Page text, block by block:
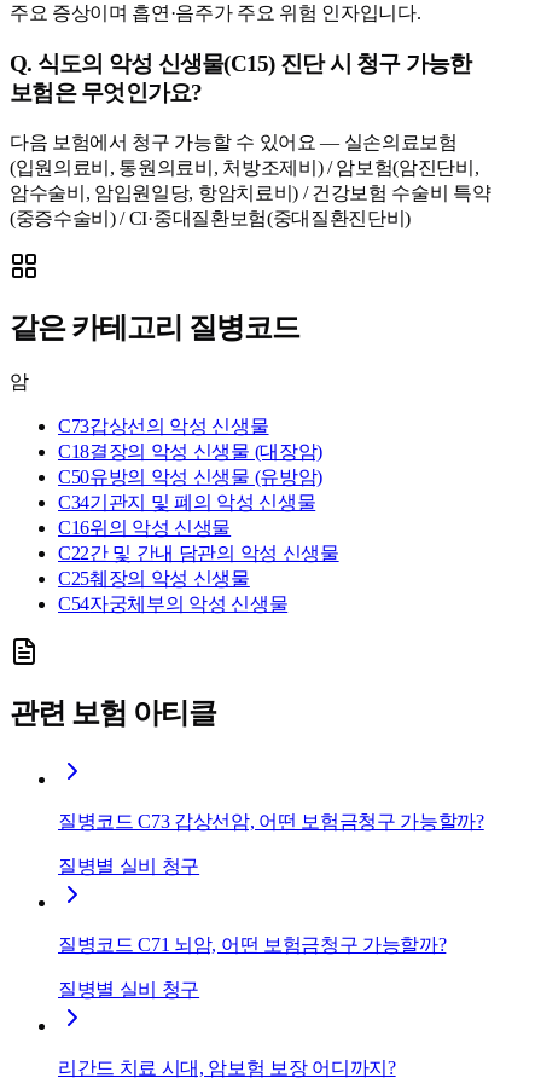
주요 증상이며 흡연·음주가 주요 위험 인자입니다.
Q. 식도의 악성 신생물(C15) 진단 시 청구 가능한
보험은 무엇인가요?
다음 보험에서 청구 가능할 수 있어요 — 실손의료보험
(입원의료비, 통원의료비, 처방조제비) / 암보험(암진단비,
암수술비, 암입원일당, 항암치료비) / 건강보험 수술비 특약
(중증수술비) / CI·중대질환보험(중대질환진단비)
같은 카테고리 질병코드
암
C73갑상선의 악성 신생물
C18결장의 악성 신생물 (대장암)
C50유방의 악성 신생물 (유방암)
C34기관지 및 폐의 악성 신생물
C16위의 악성 신생물
C22간 및 간내 담관의 악성 신생물
C25췌장의 악성 신생물
C54자궁체부의 악성 신생물
관련 보험 아티클
질병코드 C73 갑상선암, 어떤 보험금청구 가능할까?
질병별 실비 청구
질병코드 C71 뇌암, 어떤 보험금청구 가능할까?
질병별 실비 청구
리간드 치료 시대, 암보험 보장 어디까지?